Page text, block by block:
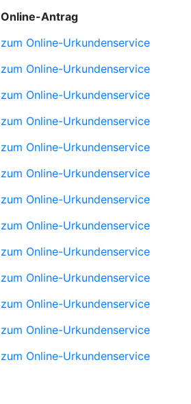
Online-Antrag
zum Online-Urkundenservice
zum Online-Urkundenservice
zum Online-Urkundenservice
zum Online-Urkundenservice
zum Online-Urkundenservice
zum Online-Urkundenservice
zum Online-Urkundenservice
zum Online-Urkundenservice
zum Online-Urkundenservice
zum Online-Urkundenservice
zum Online-Urkundenservice
zum Online-Urkundenservice
zum Online-Urkundenservice